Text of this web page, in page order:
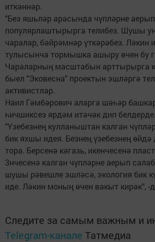
иткәннәр.
"Без яшьләр арасында чүпләрне
популярлаштырырга телибез. Шушы
чаралар, бәйрәмнәр үткәрәбез. Ләкин
тулысынча тормышка ашыру өчен бу
Чараларның масштабын арттырырга
быел "Эковесна" проектын эшләргә
активистлар.
Наил Гәмбәрович аларга шәһәр
һичшиксез ярдәм итәчәк дип белдерде.
"Үзебезнең кулланыштан калган
бик яхшы идея. Безнең үзебезнең
тора. Берсенә кәгазь, икенчесенә
3нчесенә калган чүпләрне аерып
шушы рәвешле эшләсә, экология бик
иде. Ләкин моның өчен вакыт кирәк", -
Следите за самым важным и
Telegram-канале Татмедиа